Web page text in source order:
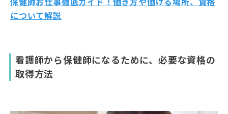
について解説
看護師から保健師になるために、必要な資格の
取得方法